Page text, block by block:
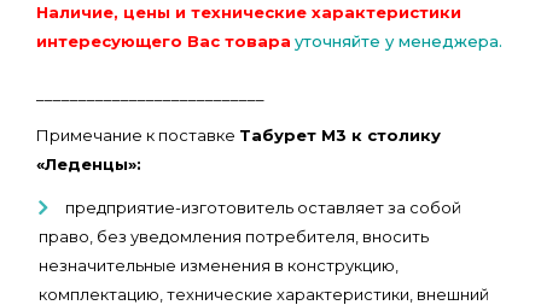
Наличие, цены и технические характеристики
интересующего Вас товара уточняйте у менеджера.
Примечание к поставке Табурет М3 к столику
«Леденцы»:
предприятие-изготовитель оставляет за собой
право, без уведомления потребителя, вносить
незначительные изменения в конструкцию,
комплектацию, технические характеристики, внешний